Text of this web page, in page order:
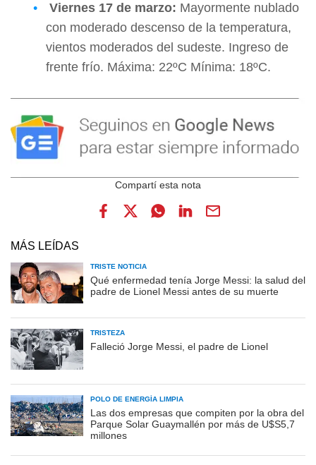
Viernes 17 de marzo: Mayormente nublado
con moderado descenso de la temperatura,
vientos moderados del sudeste. Ingreso de
frente frío. Máxima: 22ºC Mínima: 18ºC.
MÁS LEÍDAS
TRISTE NOTICIA
Qué enfermedad tenía Jorge Messi: la salud del
padre de Lionel Messi antes de su muerte
TRISTEZA
Falleció Jorge Messi, el padre de Lionel
POLO DE ENERGÍA LIMPIA
Las dos empresas que compiten por la obra del
Parque Solar Guaymallén por más de U$S5,7
millones